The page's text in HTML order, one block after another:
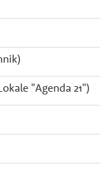
"Agenda 21")